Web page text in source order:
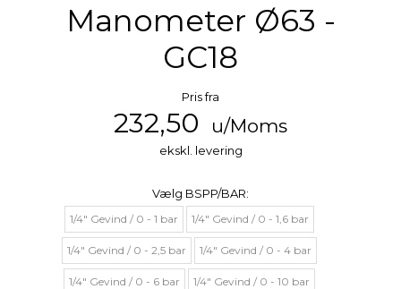
Manometer Ø63 -
GC18
Pris fra
232,50 u/Moms
ekskl. levering
Vælg BSPP/BAR:
1/4" Gevind / 0 - 1 bar 1/4" Gevind / 0 - 1,6 bar
1/4" Gevind / 0 - 2,5 bar 1/4" Gevind / 0 - 4 bar
1/4" Gevind / 0 - 6 bar 1/4" Gevind / 0 - 10 bar